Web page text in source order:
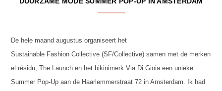
De hele maand augustus organiseert het
Sustainable Fashion Collective (SF/Collective) samen met de merken
el.résidu, The Launch en het bikinimerk Via Di Gioia een unieke
Summer Pop-Up aan de Haarlemmerstraat 72 in Amsterdam. Ik had